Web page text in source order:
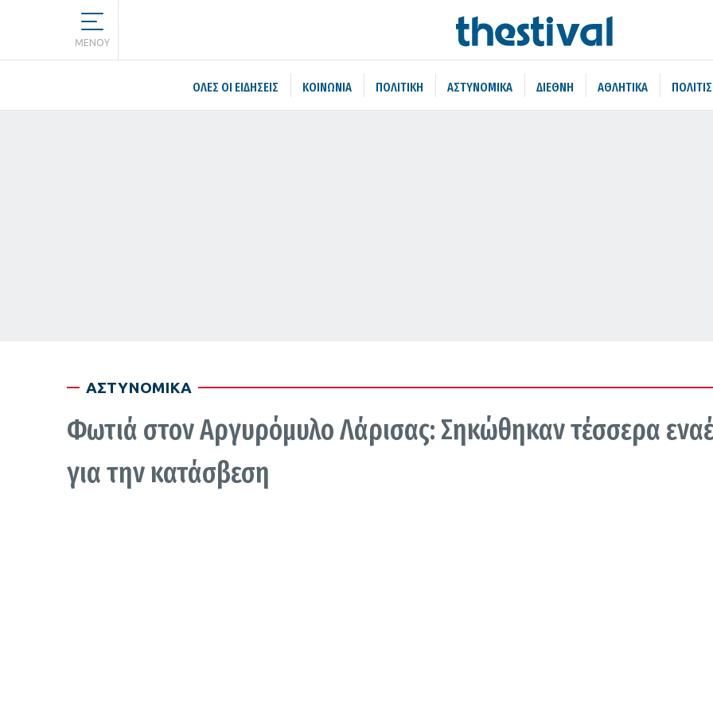
MENOY
ΌΛΕΣ ΟΙ ΕΙΔΉΣΕΙΣ ΚΟΙΝΩΝΙΑ ΠΟΛΙΤΙΚΗ ΑΣΤΥΝΟΜΙΚΑ ΔΙΕΘΝΗ ΑΘΛΗΤΙΚΑ
ΑΣΤΥΝΟΜΙΚΑ
Φωτιά στον Αργυρόμυλο Λάρισας: Σηκώθηκαν τέσσερα
για την κατάσβεση